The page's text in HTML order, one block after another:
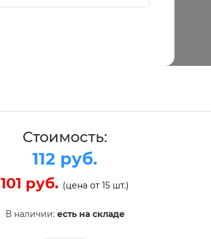
Стоимость:
112 руб.
101 руб. (цена от 15 шт.)
В наличии: есть на складе